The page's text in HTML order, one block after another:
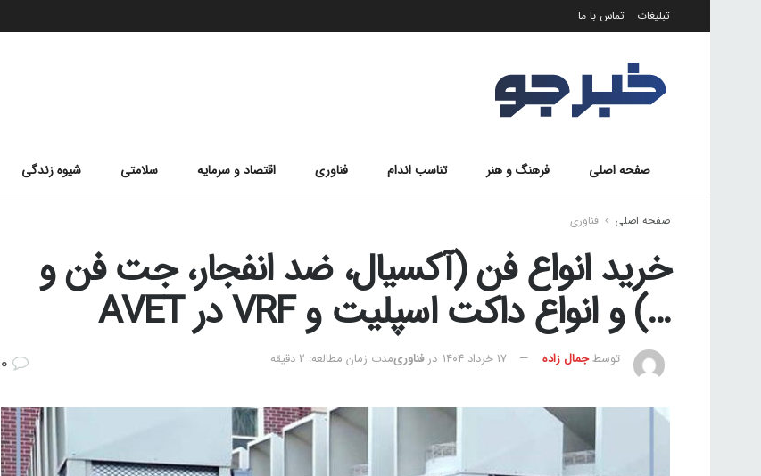
تبلیغات تماس با ما
صفحه اصلی فرهنگ و هنر تناسب اندام فناوری اقتصاد و سرمایه سلامتی شیوه زندگی
صفحه اصلی فناوری
خرید انواع فن (آکسیال، ضد انفجار، جت فن و
…) و انواع داکت اسپلیت و VRF در AVET
توسطجمال زاده ۱۷ خرداد ۱۴۰۴ در فناوریمدت زمان مطالعه: 2 دقیقه